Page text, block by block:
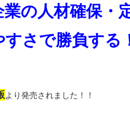
業の人材確保・
さで勝負する
より発売されました！！